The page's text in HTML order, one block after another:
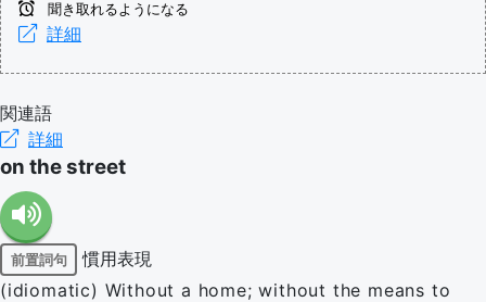
聞き取れるようになる
詳細
関連語
詳細
on the street
前置詞句
慣用表現
(idiomatic) Without a home; without the means to